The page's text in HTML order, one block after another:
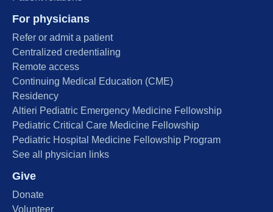
For physicians
Refer or admit a patient
Centralized credentialing
Remote access
Continuing Medical Education (CME)
Residency
Altieri Pediatric Emergency Medicine Fellowship
Pediatric Critical Care Medicine Fellowship
Pediatric Hospital Medicine Fellowship Program
See all physician links
Give
Donate
Volunteer